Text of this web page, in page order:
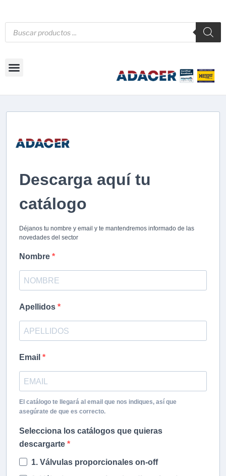
Descarga aquí tu
catálogo
Déjanos tu nombre y email y te mantendremos informado de las
novedades del sector
Nombre
Apellidos
Email
El catálogo te llegará al email que nos indiques, así que
asegúrate de que es correcto.
Selecciona los catálogos que quieras
descargarte
1. Válvulas proporcionales on-off